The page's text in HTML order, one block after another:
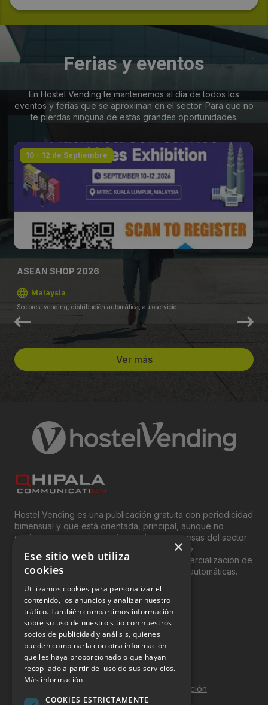
Ferias y eventos
En Hostel Vending te mantenemos al día de todos los
eventos y ferias que se aproximan en el sector. Para que no
te pierdas ninguna de estas grandes oportunidades.
10 - 12 de Septiembre
ASEAN SHOP 2026
Malaysia
Sectores: vending, distribución automática, autoservicio
Ver más
Hostel Vending es una publicación gratuita con periodicidad
bimensual y que está orientada, principal, aunque no
exclusivamente, a los profesionales y empresas del sector
del “Vending”; nombre con el que se conoce
genéricamente entre profesionales a la comercialización de
productos y servicios a través de máquinas automáticas.
INFORMACIÓN LEGAL
Aviso Legal
Política de Privacidad
Política de Cookies
Política de calidad y seguridad de la información
×
Ese sitio web utiliza
cookies
Utilizamos cookies para personalizar el
contenido, los anuncios y analizar nuestro
tráfico. También compartimos información
sobre su uso de nuestro sitio con nuestros
socios de publicidad y análisis, quienes
pueden combinarla con otra información
que les haya proporcionado o que hayan
recopilado a partir del uso de sus servicios.
Más información
COOKIES ESTRICTAMENTE